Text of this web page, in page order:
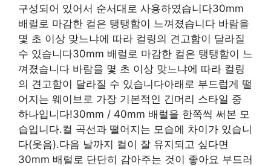
구성되어 있어서 순서대로 사용하였습니다30mm
배럴로 마감한 컬은 탱탱함이 느껴졌습니다 바람을
몇 초 이상 맞느냐에 따라 컬링의 견고함이 달라질
수 있습니다30mm 배럴로 마감한 컬은 탱탱함이 느
껴졌습니다 바람을 몇 초 이상 맞느냐에 따라 컬링
의 견고함이 달라질 수 있습니다아래로 부드럽게 떨
어지는 웨이브로 가장 기본적인 긴머리 스타일 중
하나입니다!30mm / 40mm 배럴을 한쪽씩 써본 모
습입니다.컬 곡선과 떨어지는 모습에 차이가 있습니
다(웃음).다음 날까지 컬이 잘 유지되고 싶다면
30mm 배럴로 단단히 감아주는 것이 좋아요 부드러